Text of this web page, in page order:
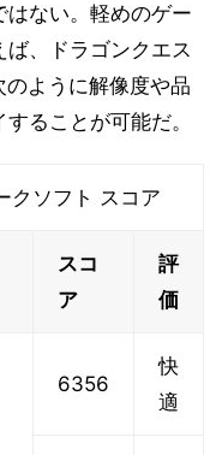
はない。軽めのゲー
、ドラゴンクエス
のように解像度や品
ることが可能だ。
クソフト スコア
スコ
ア
評
価
6356
快
適